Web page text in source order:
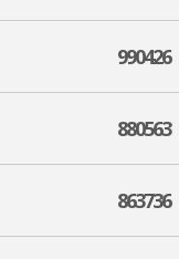
990426
880563
863736